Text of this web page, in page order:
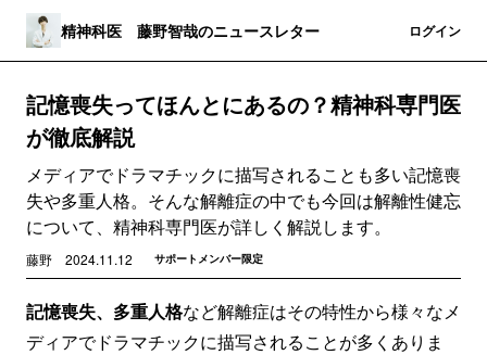
精神科医 藤野智哉のニュースレター ログイン
記憶喪失ってほんとにあるの？精神科専門医
が徹底解説
メディアでドラマチックに描写されることも多い記憶喪
失や多重人格。そんな解離症の中でも今回は解離性健忘
について、精神科専門医が詳しく解説します。
藤野 2024.11.12 サポートメンバー限定
記憶喪失、多重人格など解離症はその特性から様々なメ
ディアでドラマチックに描写されることが多くありま